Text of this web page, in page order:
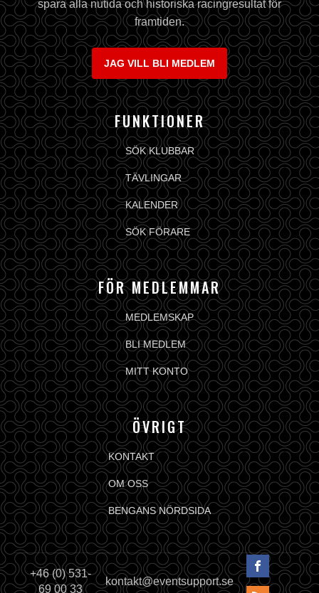
spara alla nutida och historiska racingresultat för
framtiden.
JAG VILL BLI MEDLEM
FUNKTIONER
SÖK KLUBBAR
TÄVLINGAR
KALENDER
SÖK FÖRARE
FÖR MEDLEMMAR
MEDLEMSKAP
BLI MEDLEM
MITT KONTO
ÖVRIGT
KONTAKT
OM OSS
BENGANS NÖRDSIDA
+46 (0) 531-
69 00 33
kontakt@eventsupport.se